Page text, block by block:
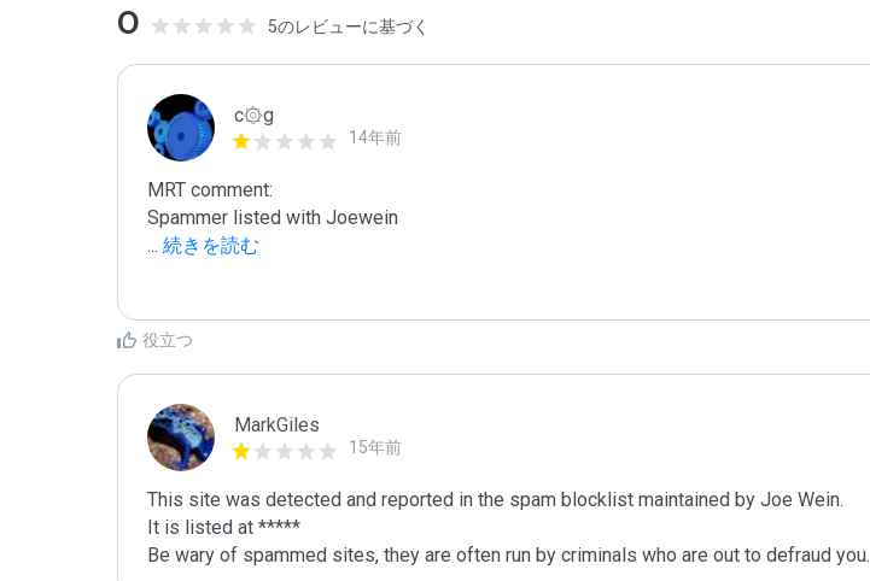
0 5のレビューに基づく
c۞g
14年前
MRT comment:
... 続きを読む
役立つ
MarkGiles
15年前
This site was detected and reported in the spam blocklist maintained by Joe Wein.
It is listed at *****
Be wary of spammed sites, they are often run by criminals who are out to defraud you.